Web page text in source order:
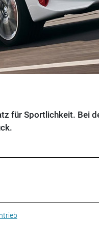
für Sportlichkeit. Bei